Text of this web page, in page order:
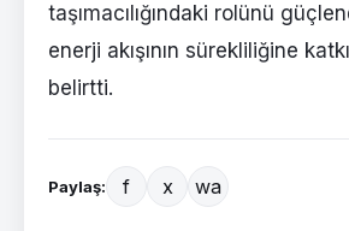
taşımacılığındaki rolünü
enerji akışının sürekliliğine katkı
belirtti.
Paylaş: f x wa